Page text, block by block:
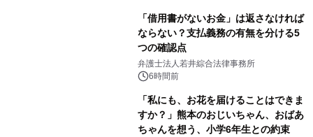
「借用書がないお金」は返さなければ
ならない？支払義務の有無を分ける5
つの確認点
弁護士法人若井綜合法律事務所
6時間前
「私にも、お花を届けることはできま
すか？」熊本のおじいちゃん、おばあ
ちゃんを想う、小学6年生との約束